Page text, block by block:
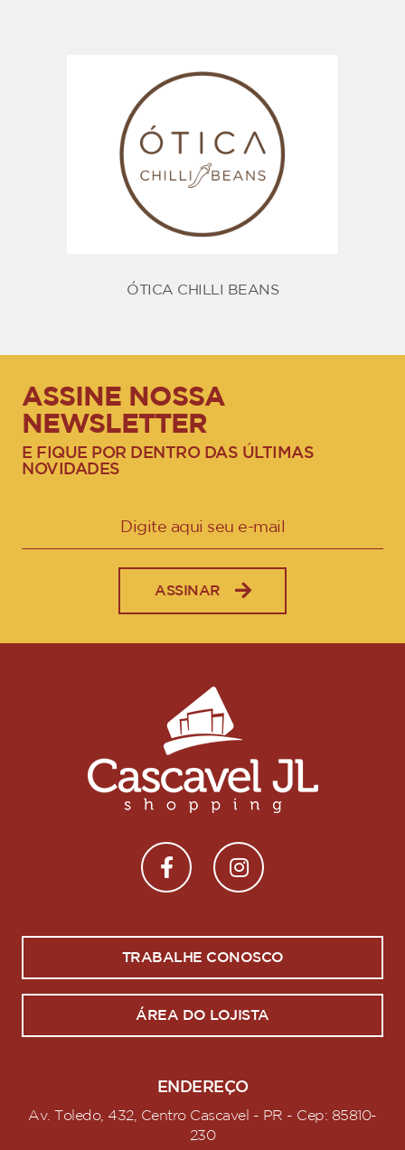
ÓTICA CHILLI BEANS
ASSINE NOSSA
NEWSLETTER
E FIQUE POR DENTRO DAS ÚLTIMAS
NOVIDADES
ASSINAR
TRABALHE CONOSCO
ÁREA DO LOJISTA
ENDEREÇO
Av. Toledo, 432, Centro Cascavel - PR - Cep: 85810-
230